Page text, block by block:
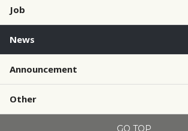
Job
News
Announcement
Other
GO TOP